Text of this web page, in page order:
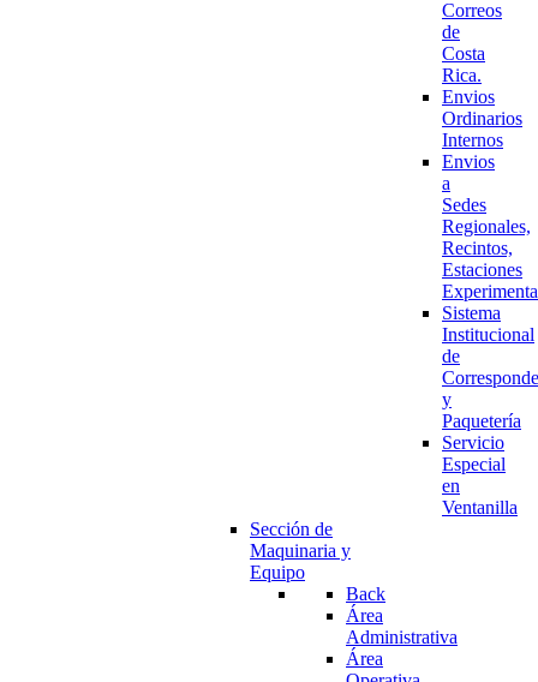
Correos
de
Costa
Rica.
Envios
Ordinarios
Internos
Envios
a
Sedes
Regionales,
Recintos,
Estaciones
Sistema
Institucional
de
y
Paquetería
Servicio
Especial
en
Ventanilla
Sección de
Maquinaria y
Equipo
Back
Área
Administrativa
Área